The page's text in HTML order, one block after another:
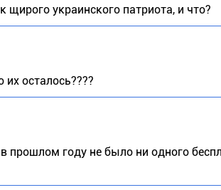
щирого украинского патриота, и что?
осталось????
прошлом году не было ни одного